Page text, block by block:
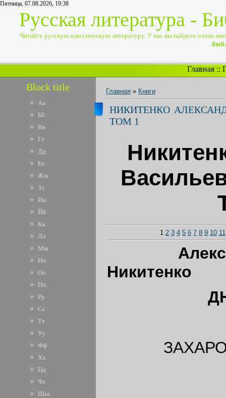
Пятница, 07.08.2026, 19:38
Русская литература -
Читайте русскую классическую литературу. У нас вы найдете очень
Главная ::
Block title
Аа
Бб
Вв
Гг
Дд
Ее
Жж
Зз
Ии
Йй
Кк
Лл
Мм
Нн
Оо
Пп
Рр
Сс
Тт
Уу
Фф
Хх
Цц
Чч
Шш
Главная » Книги
НИКИТЕНКО
ТОМ 1
1 2 3 4 5 6 7 8 9 10 11
Никитенко